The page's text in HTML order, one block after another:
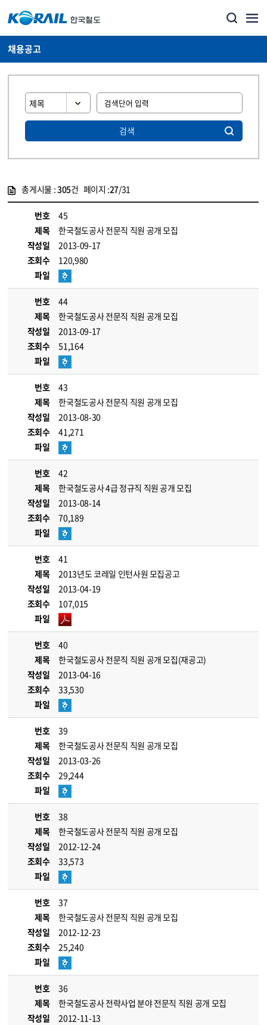
채용공고
검색
총게시물 :305건 페이지 :27/31
번호
45
제목
한국철도공사 전문직 직원 공개 모집
작성일
2013-09-17
조회수
120,980
파일
번호
44
제목
한국철도공사 전문직 직원 공개 모집
작성일
2013-09-17
조회수
51,164
파일
번호
43
제목
한국철도공사 전문직 직원 공개 모집
작성일
2013-08-30
조회수
41,271
파일
번호
42
제목
한국철도공사 4급 정규직 직원 공개 모집
작성일
2013-08-14
조회수
70,189
파일
번호
41
제목
2013년도 코레일 인턴사원 모집공고
작성일
2013-04-19
조회수
107,015
파일
번호
40
제목
한국철도공사 전문직 직원 공개 모집(재공고)
작성일
2013-04-16
조회수
33,530
파일
번호
39
제목
한국철도공사 전문직 직원 공개 모집
작성일
2013-03-26
조회수
29,244
파일
번호
38
제목
한국철도공사 전문직 직원 공개 모집
작성일
2012-12-24
조회수
33,573
파일
번호
37
제목
한국철도공사 전문직 직원 공개 모집
작성일
2012-12-23
조회수
25,240
파일
번호
36
제목
한국철도공사 전략사업 분야 전문직 직원 공개 모집
작성일
2012-11-13